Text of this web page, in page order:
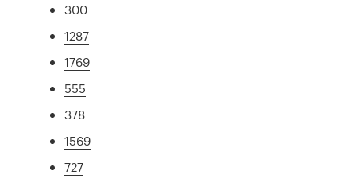
300
1287
1769
555
378
1569
727